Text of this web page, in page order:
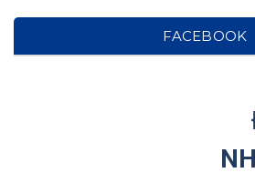
báo cho phụ huynh!
Haru Hợp Tác Với Hiệp Hội Các
FACEBOOK